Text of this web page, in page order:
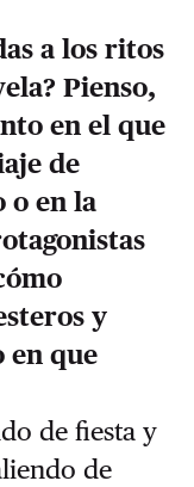
a los ritos
Pienso,
en el que
de
o en la
y
en que
de fiesta y
de